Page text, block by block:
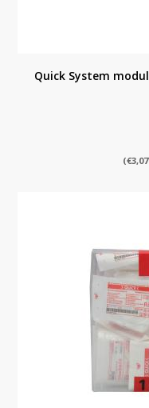
Quick System
(€3,07